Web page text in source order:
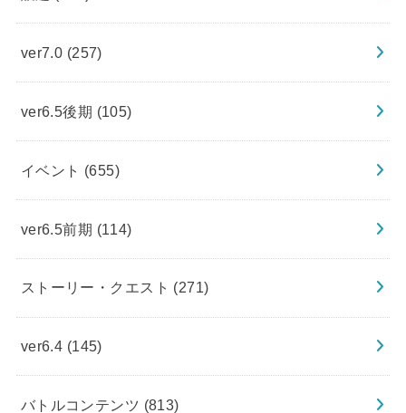
ver7.0 (257)
ver6.5後期 (105)
イベント (655)
ver6.5前期 (114)
ストーリー・クエスト (271)
ver6.4 (145)
バトルコンテンツ (813)